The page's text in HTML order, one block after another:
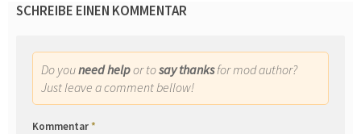
SCHREIBE EINEN KOMMENTAR
Do youneed helpor tosay thanksfor mod author?
Just leave a comment bellow!
Kommentar*